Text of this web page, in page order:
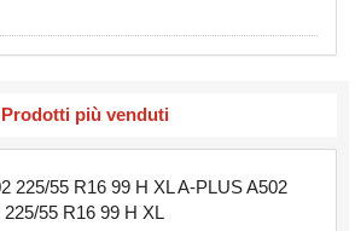
Prodotti più venduti